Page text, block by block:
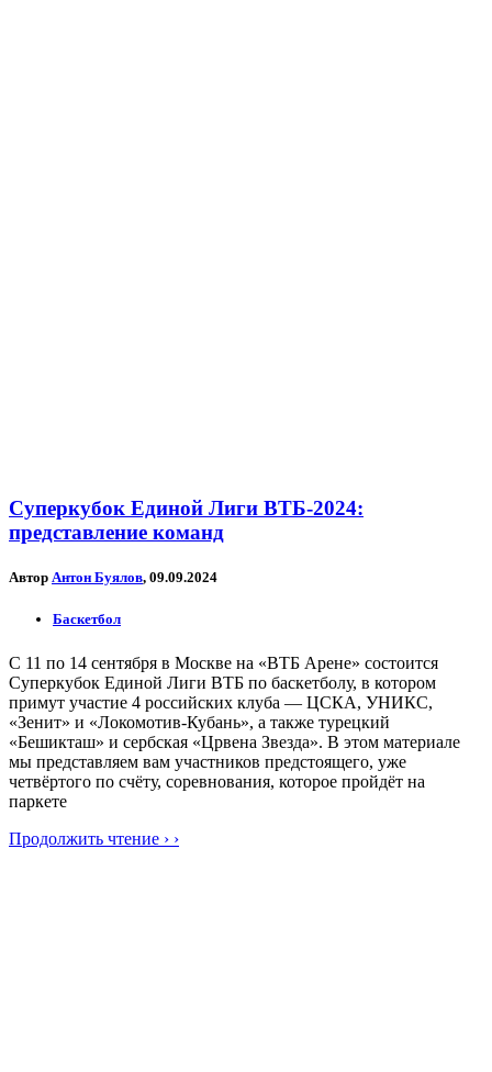
Суперкубок Единой Лиги ВТБ-2024:
представление команд
Автор Антон Буялов, 09.09.2024
Баскетбол
С 11 по 14 сентября в Москве на «ВТБ Арене» состоится
Суперкубок Единой Лиги ВТБ по баскетболу, в котором
примут участие 4 российских клуба — ЦСКА, УНИКС,
«Зенит» и «Локомотив-Кубань», а также турецкий
«Бешикташ» и сербская «Црвена Звезда». В этом материале
мы представляем вам участников предстоящего, уже
четвёртого по счёту, соревнования, которое пройдёт на
паркете
Продолжить чтение › ›